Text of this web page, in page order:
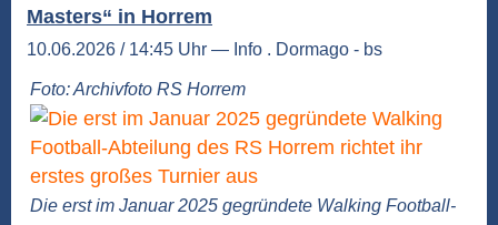
Masters“ in Horrem
10.06.2026 / 14:45 Uhr — Info . Dormago - bs
Foto: Archivfoto RS Horrem
Die erst im Januar 2025 gegründete Walking Football-